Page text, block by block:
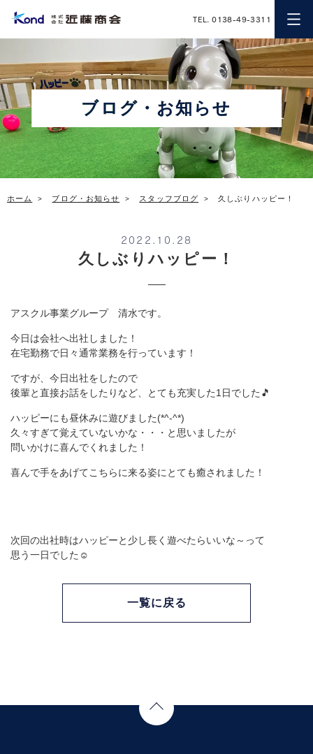
近藤商会
TEL. 0138-49-3311
ブログ・お知らせ
ホーム ブログ・お知らせ スタッフブログ 久しぶりハッピー！
2022.10.28
久しぶりハッピー！
アスクル事業グループ 清水です。
今日は会社へ出社しました！
在宅勤務で日々通常業務を行っています！
ですが、今日出社をしたので
後輩と直接お話をしたりなど、とても充実した1日でした🎵
ハッピーにも昼休みに遊びました(*^-^*)
久々すぎて覚えていないかな・・・と思いましたが
問いかけに喜んでくれました！
喜んで手をあげてこちらに来る姿にとても癒されました！
次回の出社時はハッピーと少し長く遊べたらいいな～って
思う一日でした☺
一覧に戻る